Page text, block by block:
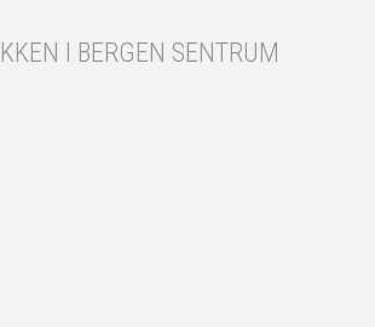
I BERGEN SENTRUM